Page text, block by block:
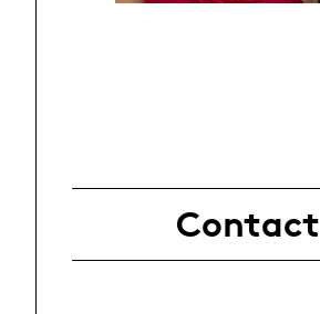
Contact